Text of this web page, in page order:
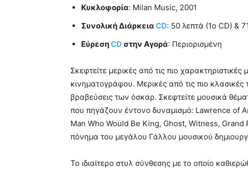
Κυκλοφορία: Milan Music, 2001
Συνολική Διάρκεια CD: 50 λεπτά (1ο CD) &
ΕύρεσηCD στην Αγορά: Περιορισμένη
Σκεφτείτε μερικές από τις πιο
κινηματογράφου. Μερικές από τις πιο
βραβεύσεις των όσκαρ. Σκεφτείτε μουσικά
που πηγάζουν έντονο δυναμισμό: Lawrence of
Man Who Would Be King, Ghost, Witness,
πόνημα του μεγάλου Γάλλου μουσικού
Το ιδιαίτερο στυλ σύνθεσης με το οποίο